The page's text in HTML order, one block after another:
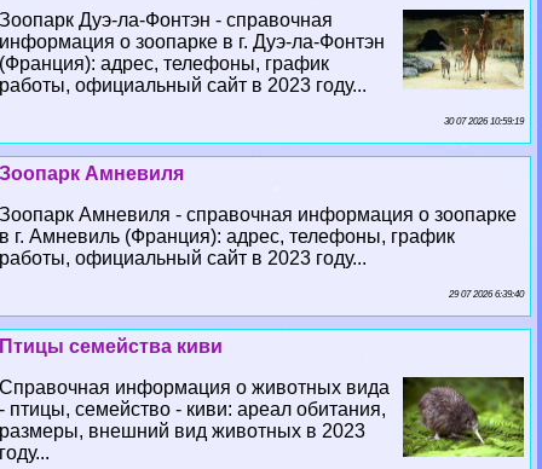
Зоопарк Дуэ-ла-Фонтэн - справочная
информация о зоопарке в г. Дуэ-ла-Фонтэн
(Франция): адрес, телефоны, график
работы, официальный сайт в 2023 году...
30 07 2026 10:59:19
Зоопарк Амневиля
Зоопарк Амневиля - справочная информация о зоопарке
в г. Амневиль (Франция): адрес, телефоны, график
работы, официальный сайт в 2023 году...
29 07 2026 6:39:40
Птицы семейства киви
Справочная информация о животных вида
- птицы, семейство - киви: ареал обитания,
размеры, внешний вид животных в 2023
году...